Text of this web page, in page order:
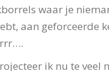
waar je
aan geforceerde
ik nu te veel